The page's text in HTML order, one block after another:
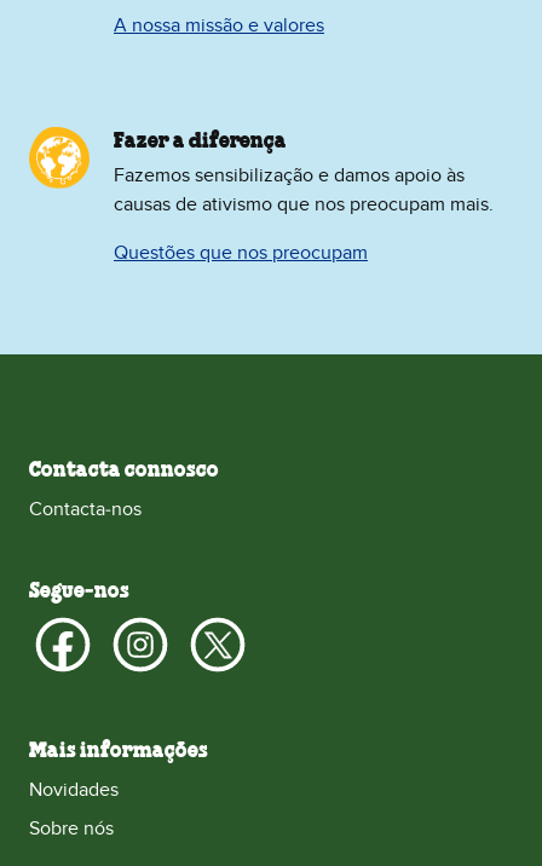
A nossa missão e valores
Fazer a diferença
Fazemos sensibilização e damos apoio às
causas de ativismo que nos preocupam mais.
Questões que nos preocupam
Contacta connosco
Contacta‑nos
Segue‑nos
Mais informações
Novidades
Sobre nós